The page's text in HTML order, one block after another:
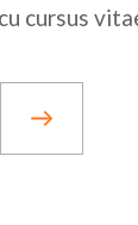
cursus